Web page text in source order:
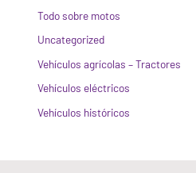
Todo sobre motos
Uncategorized
Vehículos agrícolas – Tractores
Vehículos eléctricos
Vehículos históricos